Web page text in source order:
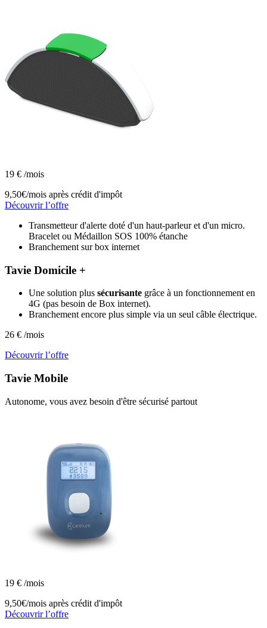
19 € /mois
9,50€/mois après crédit d'impôt
Découvrir l’offre
Transmetteur d'alerte doté d'un haut-parleur et d'un micro.
Bracelet ou Médaillon SOS 100% étanche
Branchement sur box internet
Tavie Domicile +
Une solution plus sécurisante grâce à un fonctionnement en
4G (pas besoin de Box internet).
Branchement encore plus simple via un seul câble électrique.
26 € /mois
Découvrir l’offre
Tavie Mobile
Autonome, vous avez besoin d'être sécurisé partout
19 € /mois
9,50€/mois après crédit d'impôt
Découvrir l’offre